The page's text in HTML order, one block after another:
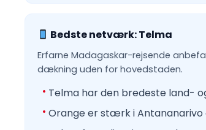
Bedste netværk: Telma
Erfarne Madagaskar-rejsende
dækning uden for hovedstaden.
Telma har den bredeste land-
Orange er stærk i